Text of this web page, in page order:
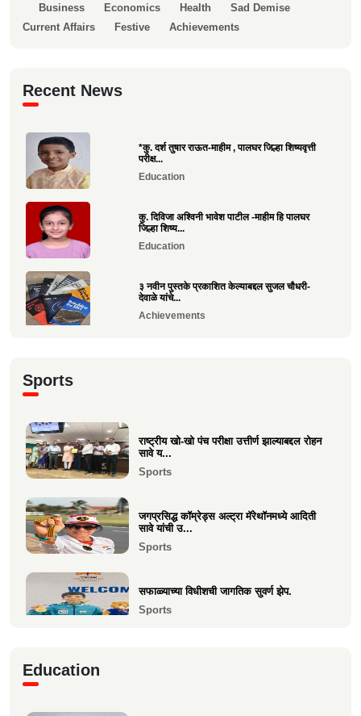
Business
Economics Health
Sad Demise
Current Affairs
Festive Achievements
Recent News
*कु. दर्श तुषार राऊत-माहीम , पालघर जिल्हा शिष्यवृत्ती
परीक्ष...
Education
कु. दिविजा अश्विनी भावेश पाटील -माहीम हि पालघर
जिल्हा शिष्य...
Education
३ नवीन पुस्तके प्रकाशित केल्याबद्दल सुजल चौधरी-
देवाळे यांचे...
Achievements
रत...
Achievements
Politics
Education
Sports
राष्ट्रीय खो-खो पंच परीक्षा उत्तीर्ण झाल्याबद्दल रोहन
सावे य...
Sports
जगप्रसिद्ध कॉम्रेड्स अल्ट्रा मॅरेथॉनमध्ये आदिती
सावे यांची उ...
Sports
सफाळ्याच्या विधीशची जागतिक सुवर्ण झेप.
Sports
Education